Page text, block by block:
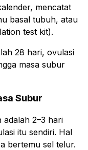
mencatat
basal tubuh, atau
test kit).
28 hari, ovulasi
masa subur
Subur
2–3 hari
itu sendiri. Hal
bertemu sel telur.